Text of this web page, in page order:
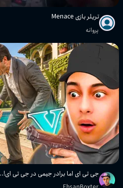
تریلر بازی Menace
پروانه